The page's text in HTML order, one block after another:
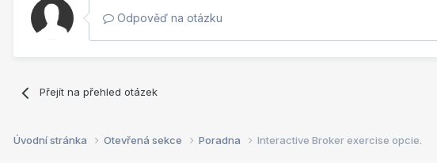
Odpověď na otázku
Přejít na přehled otázek
Úvodní stránka Otevřená sekce Poradna Interactive Broker exercise opcie.